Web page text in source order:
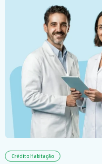
Crédito Habitação